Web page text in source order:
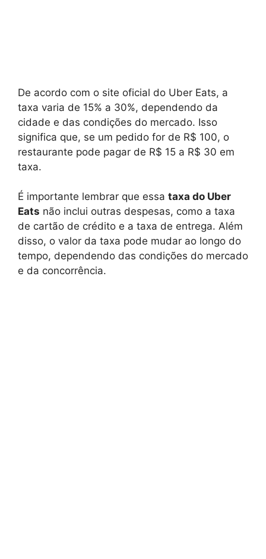
De acordo com o site oficial do Uber Eats, a
taxa varia de 15% a 30%, dependendo da
cidade e das condições do mercado. Isso
significa que, se um pedido for de R$ 100, o
restaurante pode pagar de R$ 15 a R$ 30 em
taxa.
É importante lembrar que essa taxa do Uber
Eats não inclui outras despesas, como a taxa
de cartão de crédito e a taxa de entrega. Além
disso, o valor da taxa pode mudar ao longo do
tempo, dependendo das condições do mercado
e da concorrência.